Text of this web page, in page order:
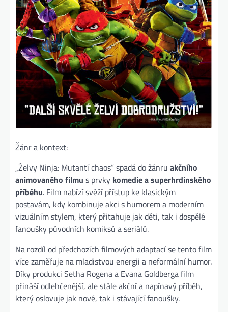
Žánr a kontext:
„Želvy Ninja: Mutantí chaos“ spadá do žánru akčního
animovaného filmu s prvky komedie a superhrdinského
příběhu. Film nabízí svěží přístup ke klasickým
postavám, kdy kombinuje akci s humorem a moderním
vizuálním stylem, který přitahuje jak děti, tak i dospělé
fanoušky původních komiksů a seriálů.
Na rozdíl od předchozích filmových adaptací se tento film
více zaměřuje na mladistvou energii a neformální humor.
Díky produkci Setha Rogena a Evana Goldberga film
přináší odlehčenější, ale stále akční a napínavý příběh,
který oslovuje jak nové, tak i stávající fanoušky.